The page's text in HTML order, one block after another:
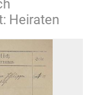
Heiraten